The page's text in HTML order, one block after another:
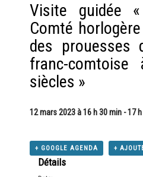
Visite guidée
Comté
des prouesses
franc-
siècles »
12 mars 2023 à 16 h 30 min -17
+ GOOGLE AGENDA +
Détails